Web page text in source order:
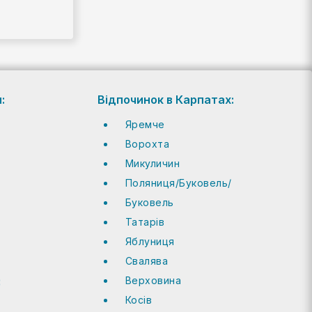
Відпочинок в Карпатах:
Яремче
Ворохта
Микуличин
Поляниця/Буковель/
Буковель
Татарів
Яблуниця
Cвалява
Верховина
Косів